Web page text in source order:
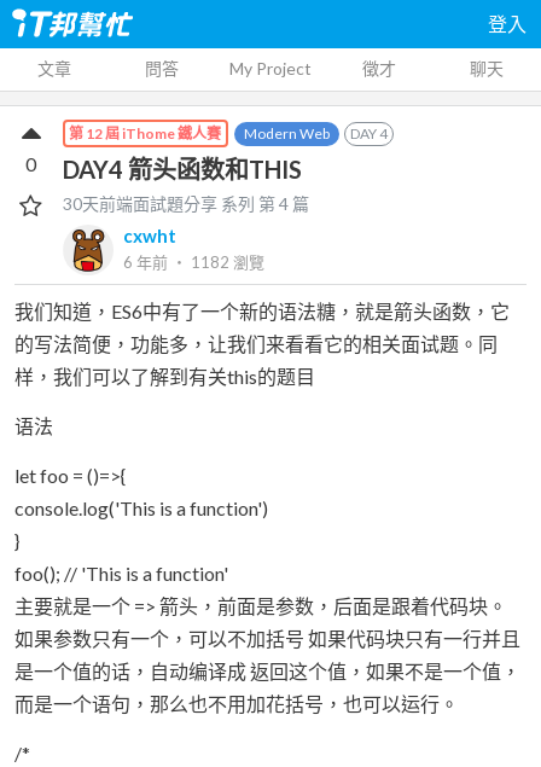
登入
文章 問答 My Project 徵才 聊天
第 12 屆 iThome 鐵人賽 Modern Web DAY4
DAY4 箭头函数和THIS
30天前端面試題分享 系列 第4 篇
cxwht
6 年前 ‧ 1182 瀏覽
0
我们知道，ES6中有了一个新的语法糖，就是箭头函数，它
的写法简便，功能多，让我们来看看它的相关面试题。同
样，我们可以了解到有关this的题目
语法
let foo = ()=>{
console.log('This is a function')
}
foo(); // 'This is a function'
主要就是一个 => 箭头，前面是参数，后面是跟着代码块。
如果参数只有一个，可以不加括号 如果代码块只有一行并且
是一个值的话，自动编译成 返回这个值，如果不是一个值，
而是一个语句，那么也不用加花括号，也可以运行。
/*